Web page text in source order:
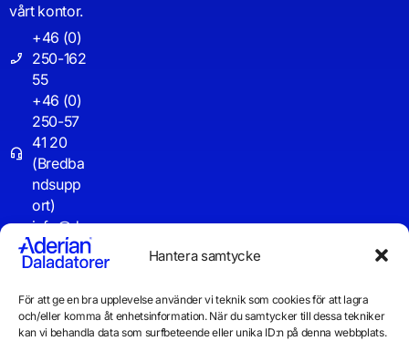
Hantera samtycke
För att ge en bra upplevelse använder vi teknik som cookies för att lagra
och/eller komma åt enhetsinformation. När du samtycker till dessa tekniker
kan vi behandla data som surfbeteende eller unika ID:n på denna webbplats.
vårt kontor.
+46 (0)
250-162
55
+46 (0)
250-57
41 20
(Bredba
ndsupp
ort)
info@d
aladator
er.se
Driftinf
o